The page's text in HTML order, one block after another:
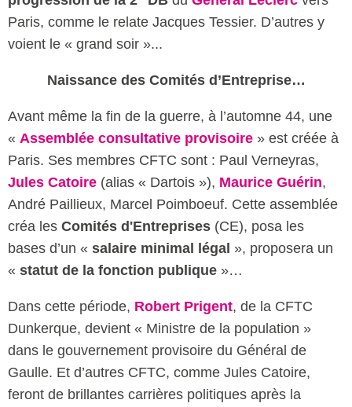
Paris, comme le relate Jacques Tessier. D’autres y
voient le « grand soir »...
Naissance des Comités d’Entreprise…
Avant même la fin de la guerre, à l’automne 44, une
« Assemblée consultative provisoire » est créée à
Paris. Ses membres CFTC sont : Paul Verneyras,
Jules Catoire (alias « Dartois »), Maurice Guérin,
André Paillieux, Marcel Poimboeuf. Cette assemblée
créa les Comités d'Entreprises (CE), posa les
bases d’un « salaire minimal légal », proposera un
« statut de la fonction publique »…
Dans cette période, Robert Prigent, de la CFTC
Dunkerque, devient « Ministre de la population »
dans le gouvernement provisoire du Général de
Gaulle. Et d’autres CFTC, comme Jules Catoire,
feront de brillantes carrières politiques après la